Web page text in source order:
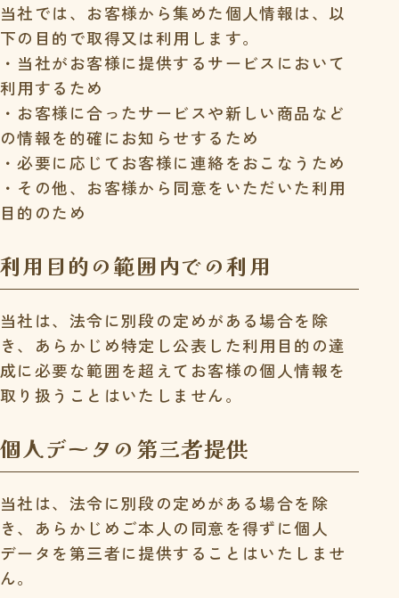
当社では、お客様から集めた個人情報は、以
下の目的で取得又は利用します。
・当社がお客様に提供するサービスにおいて
利用するため
・お客様に合ったサービスや新しい商品など
の情報を的確にお知らせするため
・必要に応じてお客様に連絡をおこなうため
・その他、お客様から同意をいただいた利用
目的のため
利用目的の範囲内での利用
当社は、法令に別段の定めがある場合を除
き、あらかじめ特定し公表した利用目的の達
成に必要な範囲を超えてお客様の個人情報を
取り扱うことはいたしません。
個人データの第三者提供
当社は、法令に別段の定めがある場合を除
き、あらかじめご本人の同意を得ずに個人
データを第三者に提供することはいたしませ
ん。